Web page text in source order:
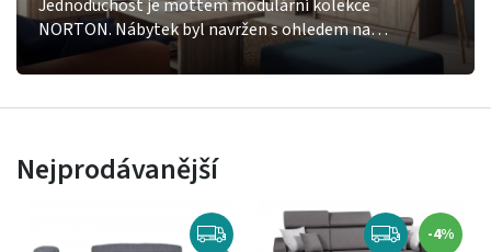
Jednoduchost je mottem modulární kolekce
NORTON. Nábytek byl navržen s ohledem na
minimalismus a svobodu v designu interiéru. Dokonalý,
přesto střídmý design a kvalitní zpracování dodají
originalitu každému interiéru. Prosklené vitríny a
obývací pokoj funkční a vkusný zároveň.
Nejprodávanější
-4%